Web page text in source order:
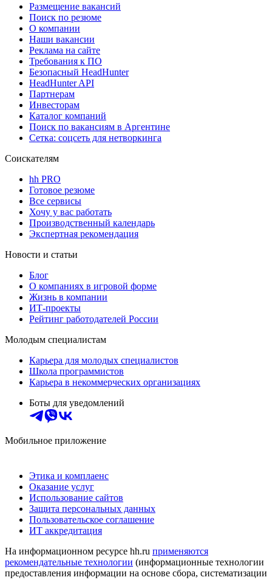
Размещение вакансий
Поиск по резюме
О компании
Наши вакансии
Реклама на сайте
Требования к ПО
Безопасный HeadHunter
HeadHunter API
Партнерам
Инвесторам
Каталог компаний
Поиск по вакансиям в Аргентине
Сетка: соцсеть для нетворкинга
Соискателям
hh PRO
Готовое резюме
Все сервисы
Хочу у вас работать
Производственный календарь
Экспертная рекомендация
Новости и статьи
Блог
О компаниях в игровой форме
Жизнь в компании
ИТ-проекты
Рейтинг работодателей России
Молодым специалистам
Карьера для молодых специалистов
Школа программистов
Карьера в некоммерческих организациях
Боты для уведомлений
Мобильное приложение
Этика и комплаенс
Оказание услуг
Использование сайтов
Защита персональных данных
Пользовательское соглашение
ИТ аккредитация
На информационном ресурсе hh.ru применяются
рекомендательные технологии (информационные технологии
предоставления информации на основе сбора, систематизации